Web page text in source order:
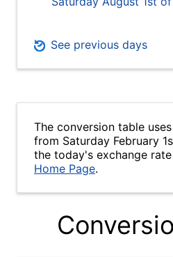
See previous days
The conversion table
from Saturday February
the today's exchange
Home Page.